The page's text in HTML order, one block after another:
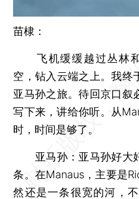
苗棣：
飞机缓缓越过丛林和
空，钻入云端之上。我终
亚马孙之旅。待回京口叙
写下来，讲给你听。从
时，时间是够了。
亚马孙： 亚马孙好大
条。在Manaus，主要是
然还是一条很宽的河，